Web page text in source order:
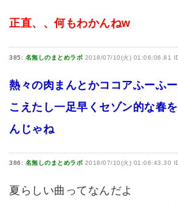
正直、、何もわかんねw
385: 名無しのまとめラボ 2018/07/10(火) 01:06:06.81
熱々の肉まんとかココアふーふ
こえたし一足早くセゾン的な春
んじゃね
386: 名無しのまとめラボ 2018/07/10(火) 01:06:43.30
夏らしい曲ってなんだよ